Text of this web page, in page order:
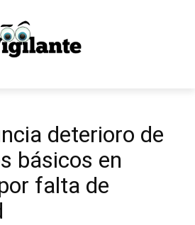
deterioro de
básicos en
falta de